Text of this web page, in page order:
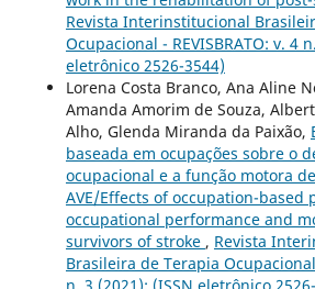
Revista Interinstitucional
Ocupacional - REVISBRATO: v. 4
eletrônico 2526-3544)
Lorena Costa Branco, Ana Aline
Amanda Amorim de Souza,
Alho, Glenda Miranda da Paixão,
baseada em ocupações sobre o
ocupacional e a função motora
AVE/Effects of occupation-based
occupational performance and
survivors of stroke , Revista
Brasileira de Terapia Ocupacional